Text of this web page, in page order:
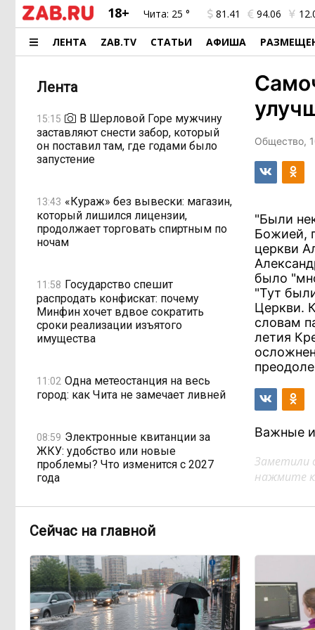
18+ Чита: 25 ° 81.41 94.06
ЛЕНТА ZAB.TV СТАТЬИ АФИША
Лента
15:15
В Шерловой Горе мужчину
заставляют снести забор, который
он поставил там, где годами было
запустение
13:43 «Кураж» без вывески: магазин,
который лишился лицензии,
продолжает торговать спиртным по
ночам
11:58 Государство спешит
распродать конфискат: почему
Минфин хочет вдвое сократить
сроки реализации изъятого
имущества
11:02 Одна метеостанция на весь
город: как Чита не замечает ливней
08:59 Электронные квитанции за
ЖКУ: удобство или новые
проблемы? Что изменится с 2027
года
проверок — больше: как
законодательства бьёт по карману
работодателей
16:32, Вчера Забайкалье готовится к
Общество,
"Были
Божией,
церкви
было
"Тут
Церкви.
словам
летия
Важные
Заметили
нажмите
Сейчас на главной